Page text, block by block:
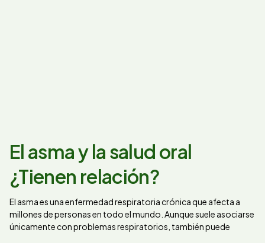
El asma y la salud oral
¿Tienen relación?
El asma es una enfermedad respiratoria crónica que afecta a
millones de personas en todo el mundo. Aunque suele asociarse
únicamente con problemas respiratorios, también puede